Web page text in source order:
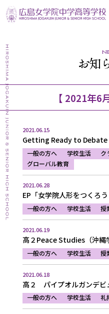
お知
【 2021年6
2021.06.15
Getting Ready to Debate
一般の方へ 学校生活 ク
グローバル教育
2021.06.28
EP「女学院人形をつくろう
一般の方へ 学校生活 授
2021.06.19
高２Peace Studies（沖縄
一般の方へ 学校生活 授
2021.06.18
高２ パイプオルガンデビ
一般の方へ 学校生活 礼